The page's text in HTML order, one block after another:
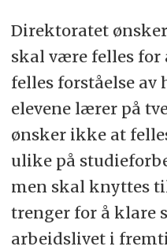
Direktoratet
skal være felles for
felles forståelse av
elevene lærer på
ønsker ikke at
ulike på
men skal knyttes
trenger for å klare
arbeidslivet i